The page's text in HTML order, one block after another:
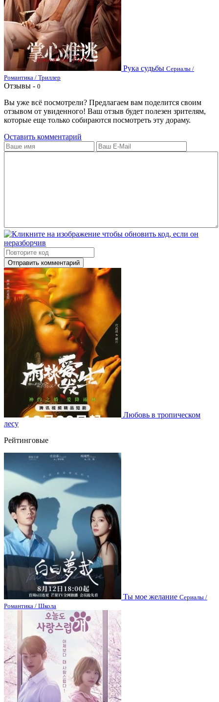
Рука судьбы Сериалы /
Романтика / Триллер
Отзывы - 0
Вы уже всё посмотрели? Предлагаем вам поделится своим
отзывом от увиденного! Ваш отзыв будет полезен зрителям,
которые еще только собираются посмотреть эту дораму.
Оставить комментарий
Отправить комментарий
Любовь в тропическом
лесу
Рейтинговые
Ты мое желание Сериалы /
Романтика / Школа